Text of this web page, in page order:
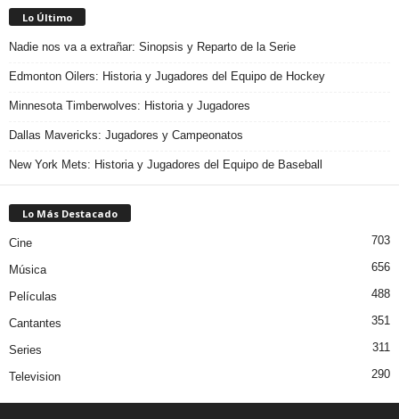
Lo Último
Nadie nos va a extrañar: Sinopsis y Reparto de la Serie
Edmonton Oilers: Historia y Jugadores del Equipo de Hockey
Minnesota Timberwolves: Historia y Jugadores
Dallas Mavericks: Jugadores y Campeonatos
New York Mets: Historia y Jugadores del Equipo de Baseball
Lo Más Destacado
Cine 703
Música 656
Películas 488
Cantantes 351
Series 311
Television 290